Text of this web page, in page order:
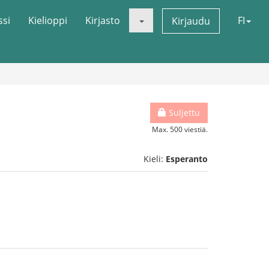
Kielioppi Kirjasto Kirjaudu FI
Suljettu
Max. 500 viestiä.
Kieli: Esperanto